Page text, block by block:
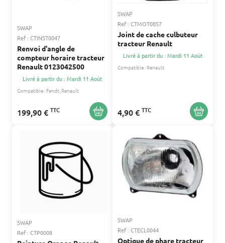
SWAP
Ref : CTINST0047
Renvoi d'angle de
compteur horaire tracteur
Renault 0123042500
Livré à partir du : Mardi 11 Août
Compatible : Fendt Renault
199,90 € TTC
SWAP
Ref : CTMOT0857
Joint de cache culbuteur
tracteur Renault
Livré à partir du : Mardi 11 Août
Compatible : Renault
4,90 € TTC
SWAP
Ref : CTP0008
SWAP
Ref : CTECL0044
Optique de phare tracteur